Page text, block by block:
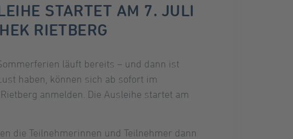
STARTET AM 7. JULI
RIETBERG
läuft bereits – und dann ist
haben, können sich ab sofort im
anmelden. Die Ausleihe startet am
die Teilnehmerinnen und Teilnehmer dann